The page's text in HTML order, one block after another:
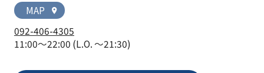
MAP
location_on
092-406-4305
11:00～22:00 (L.O. ～21:30)